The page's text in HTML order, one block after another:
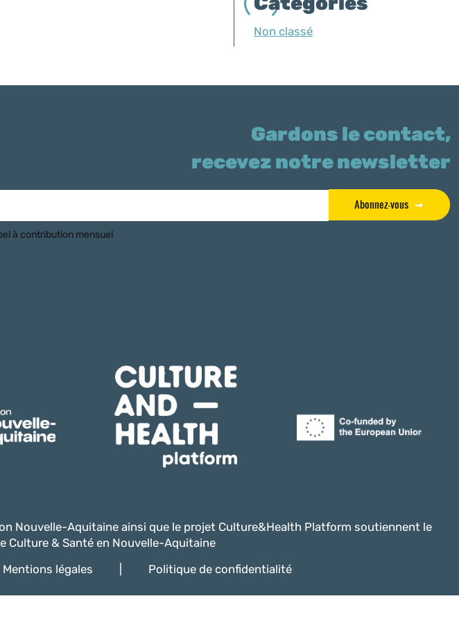
Non classé
Gardons le contact,
recevez notre newsletter
Abonnez-vous
à contribution mensuel
Nouvelle-Aquitaine ainsi que le projet Culture&Health Platform soutiennent le
Culture & Santé en Nouvelle-Aquitaine
Mentions légales Politique de confidentialité